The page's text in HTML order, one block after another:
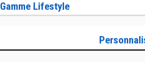
Gamme Lifestyle